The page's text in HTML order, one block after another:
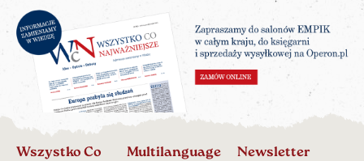
Wszystko Co
Multilanguage Newsletter